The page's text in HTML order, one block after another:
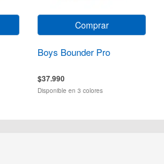
Comprar
Boys Bounder Pro
$37.990
Disponible en 3 colores